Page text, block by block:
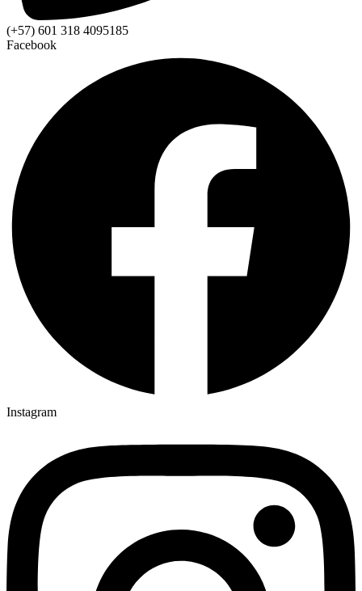
(+57) 601 318 4095185
Facebook
Instagram